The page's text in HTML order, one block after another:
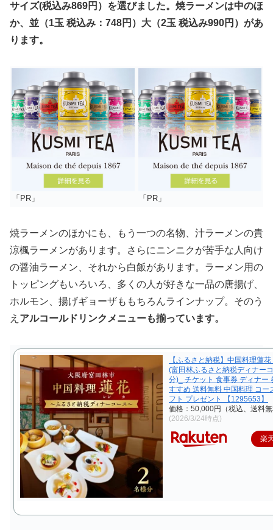
サイズ(税込み869円）を選びました。焼ラーメンは中のほ
か、並（1玉 税込み：748円）大（2玉 税込み990円）があ
ります。
「PR」 「PR」
焼ラーメンのほかにも、もう一つの名物、汁ラーメンの貴
涼楓ラーメンがあります。さらにニンニクが苦手な人向け
の醤油ラーメン、それから白飯があります。ラーメン用の
トッピングもいろいろ、多くの人が好きな一品の唐揚げ、
ホルモン、揚げギョーザももちろんラインナップ。そのう
え アルコールドリンクメニューも揃っています。
【ふるさと納税】中国料理蓮
(富田林ふるさと納税ディナー
分)_ チケット 食事券 ディナー
すすめ 送料無料 中国料理 コー
フト プレゼント 【1295653】
価格：50,000円（税込、送料
(2026/3/24時点)
楽